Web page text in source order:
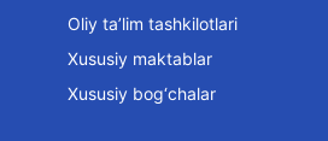
Oliy ta’lim tashkilotlari
Xususiy maktablar
Xususiy bog‘chalar